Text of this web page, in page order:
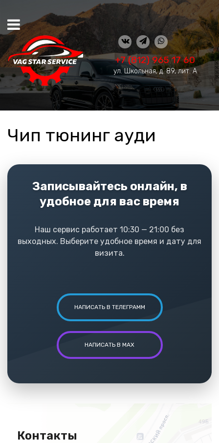
+7 (812) 965 17 60
ул. Школьная, д. 89, лит. А
Чип тюнинг ауди
Записывайтесь онлайн, в
удобное для вас время
Наш сервис работает 10:30 — 21:00 без
выходных. Выберите удобное время и дату для
визита.
НАПИСАТЬ В ТЕЛЕГРАММ
НАПИСАТЬ В MAX
Контакты